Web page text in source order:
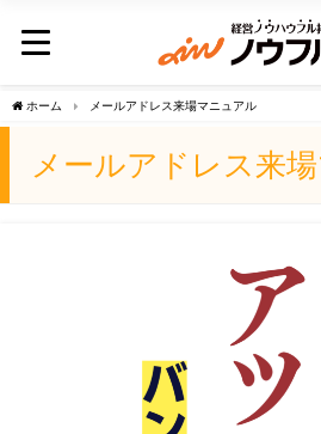
ホーム メールアドレス来場マニュアル
メールアドレス来